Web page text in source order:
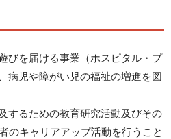
びを届ける事業（ホスピタル・プ
病児や障がい児の福祉の増進を図
するための教育研究活動及びその
のキャリアアップ活動を行うこと